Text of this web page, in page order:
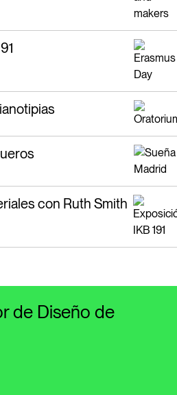
con Ruth Smith
de Diseño de